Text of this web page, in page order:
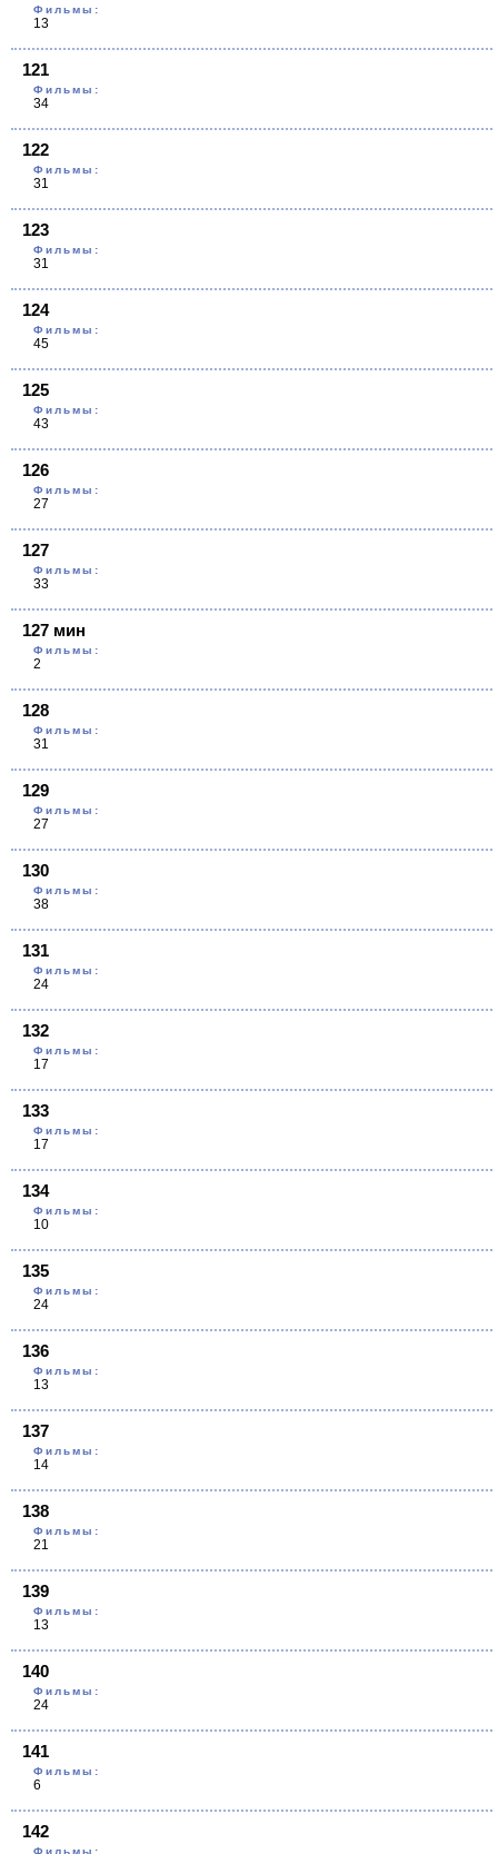
Фильмы:
13
121
Фильмы:
34
122
Фильмы:
31
123
Фильмы:
31
124
Фильмы:
45
125
Фильмы:
43
126
Фильмы:
27
127
Фильмы:
33
127 мин
Фильмы:
2
128
Фильмы:
31
129
Фильмы:
27
130
Фильмы:
38
131
Фильмы:
24
132
Фильмы:
17
133
Фильмы:
17
134
Фильмы:
10
135
Фильмы:
24
136
Фильмы:
13
137
Фильмы:
14
138
Фильмы:
21
139
Фильмы:
13
140
Фильмы:
24
141
Фильмы:
6
142
Фильмы: